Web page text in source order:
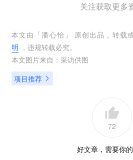
关注获取更多
本文由「潘心怡 」 原创出品，转载
明 ，违规转载必究。
本文图片来自： 采访供图
项目推荐
72
好文章，需要你